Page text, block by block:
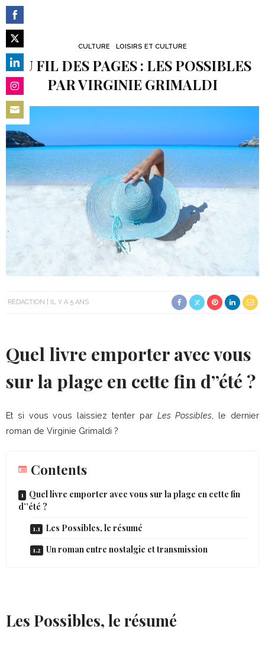
CULTURE LOISIRS ET CULTURE
AU FIL DES PAGES : LES POSSIBLES
PAR VIRGINIE GRIMALDI
REDACTION IL Y A 5 ANS
Quel livre emporter avec vous
sur la plage en cette fin d’’été ?
Et si vous vous laissiez tenter par Les Possibles , le dernier
roman de Virginie Grimaldi ?
Contents
Quel livre emporter avec vous sur la plage en cette fin
d’’été ?
Les Possibles, le résumé
Un roman entre nostalgie et transmission
Les Possibles, le résumé
Share
on
Facebook
Share
on
Twitter
Share
on
LinkedIn
Share
on
Instagram
Share
on
Email